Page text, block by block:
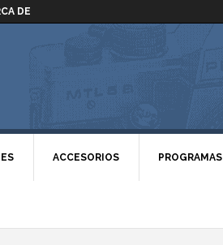
DE
ACCESORIOS PROGRAMAS